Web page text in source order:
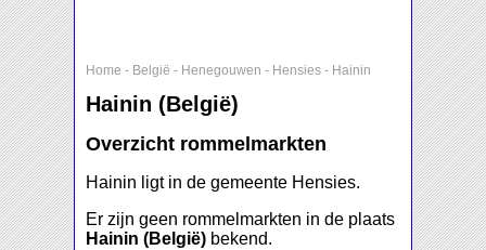
Home - België - Henegouwen - Hensies - Hainin
Hainin (België)
Overzicht rommelmarkten
Hainin ligt in de gemeente Hensies.
Er zijn geen rommelmarkten in de plaats
Hainin (België) bekend.